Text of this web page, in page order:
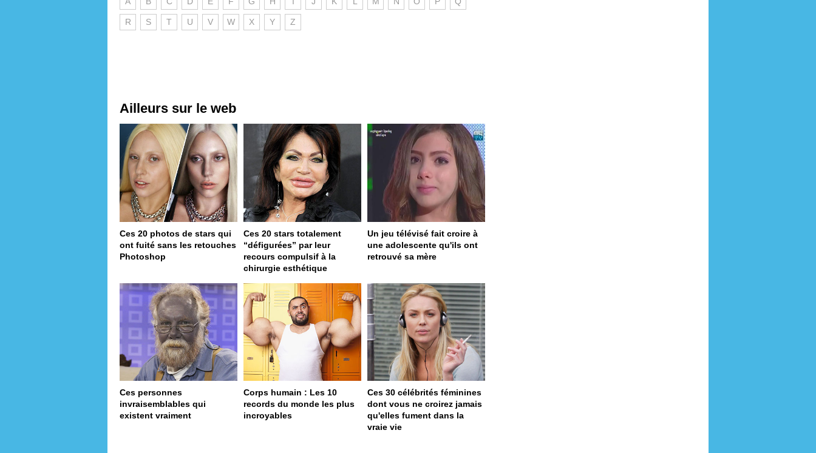
R S T U V W X Y Z
Ailleurs sur le web
Ces 20 photos de stars qui
ont fuité sans les retouches
Photoshop
Ces 20 stars totalement
“défigurées” par leur
recours compulsif à la
chirurgie esthétique
Un jeu télévisé fait croire à
une adolescente qu'ils ont
retrouvé sa mère
Ces personnes
invraisemblables qui
existent vraiment
Corps humain : Les 10
records du monde les plus
incroyables
Ces 30 célébrités féminines
dont vous ne croirez jamais
qu'elles fument dans la
vraie vie